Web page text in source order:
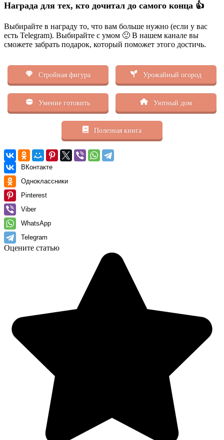
Награда для тех, кто дочитал до самого конца 👍
Выбирайте в награду то, что вам больше нужно (если у вас
есть Telegram). Выбирайте с умом 🙂 В нашем канале вы
сможете забрать подарок, который поможет этого достичь.
Стройная фигура Урожайный огород
Умение готовить Уютный дом
Полезная книга
ВКонтакте
Одноклассники
Pinterest
Viber
WhatsApp
Telegram
Оцените статью